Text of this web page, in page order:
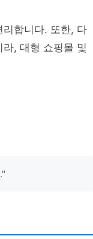
리합니다. 또한, 다
, 대형 쇼핑몰 및